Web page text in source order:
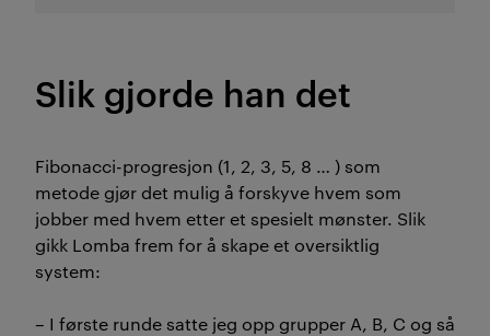
Slik gjorde han det
Fibonacci-progresjon (1, 2, 3, 5, 8 … ) som
metode gjør det mulig å forskyve hvem som
jobber med hvem etter et spesielt mønster. Slik
gikk Lomba frem for å skape et oversiktlig
system:
– I første runde satte jeg opp grupper A, B, C og så